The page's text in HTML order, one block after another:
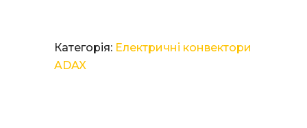
Категорія: Електричні конвектори
ADAX